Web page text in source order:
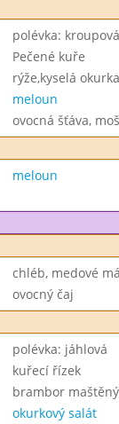
polévka: kroupová
Pečené kuře
rýže,kyselá okurka
meloun
ovocná šťáva,
meloun
chléb, medové
ovocný čaj
polévka: jáhlová
kuřecí řízek
brambor
okurkový salát